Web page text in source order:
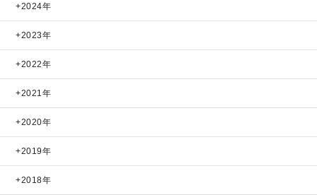
2024年
2023年
2022年
2021年
2020年
2019年
2018年